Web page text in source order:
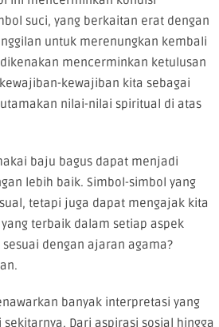
suci, yang berkaitan erat dengan
untuk merenungkan kembali
mencerminkan ketulusan
kewajiban kita sebagai
nilai-nilai spiritual di atas
baju bagus dapat menjadi
lebih baik. Simbol-simbol yang
tetapi juga dapat mengajak kita
terbaik dalam setiap aspek
dengan ajaran agama?
banyak interpretasi yang
Dari aspirasi sosial hingga